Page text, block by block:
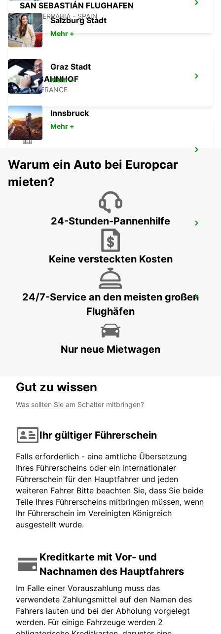
SAN SEBASTIÁN FLUGHAFEN
FUENTERRABIA - SPAIN
DAX BAHNHOF
DAX - FRANCE
DAX - FRANCE
SAN SEBASTIÁN STADT
PAU MAULEON
MAULEON - FRANCE
Salzburg Stadt
Mehr +
Graz Stadt
Mehr +
Innsbruck
Mehr +
Warum ein Auto bei Europcar
mieten?
24-Stunden-Pannenhilfe
Keine versteckten Kosten
24/7-Service an den meisten großen
Flughäfen
Nur neue Mietwagen
Gut zu wissen
Was sollten Sie am Schalter mitbringen?
Ihr gültiger Führerschein
Falls erforderlich - eine amtliche Übersetzung
Ihres Führerscheins oder ein internationaler
Führerschein für den Hauptfahrer und jeden
weiteren Fahrer Bitte beachten Sie, dass Sie beide
Teile Ihres Führerscheins mitbringen müssen, wenn
Ihr Führerschein im Vereinigten Königreich
ausgestellt wurde.
Kreditkarte mit Vor- und
Nachnamen des Hauptfahrers
Im Falle einer Vorauszahlung muss das
verwendete Zahlungsmittel auf den Namen des
Fahrers lauten und bei der Abholung vorgelegt
werden. Für einige Fahrzeuge werden 2